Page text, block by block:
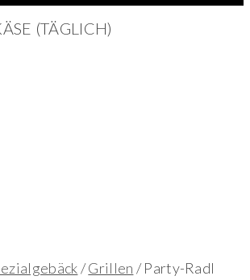
(TÄGLICH)
/Grillen / Party-Radl